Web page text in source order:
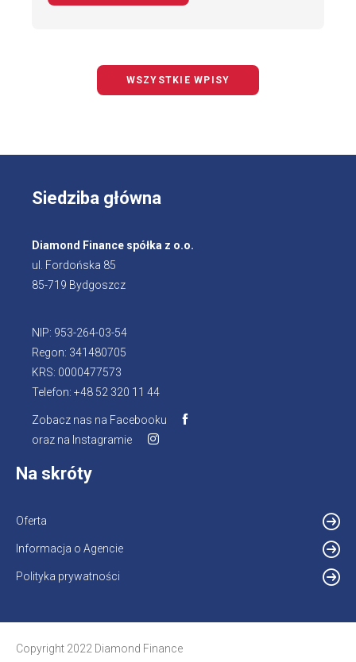
WSZYSTKIE WPISY
Siedziba główna
Diamond Finance spółka z o.o.
ul. Fordońska 85
85-719 Bydgoszcz
NIP: 953-264-03-54
Regon: 341480705
KRS: 0000477573
Telefon: +48 52 320 11 44
Zobacz nas na Facebooku Otworzy
oraz na Instagramie Otworzy
Na skróty
Oferta
Informacja o Agencie
Polityka prywatności
Copyright 2022 Diamond Finance